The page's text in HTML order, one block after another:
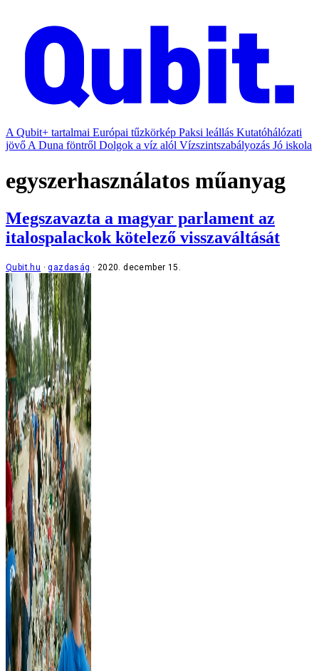
A Qubit+ tartalmai Európai tűzkörkép Paksi leállás Kutatóhálózati
jövő A Duna föntről Dolgok a víz alól Vízszintszabályozás Jó iskola
egyszerhasználatos műanyag
Megszavazta a magyar parlament az
italospalackok kötelező visszaváltását
Qubit.hu gazdaság 2020. december 15.